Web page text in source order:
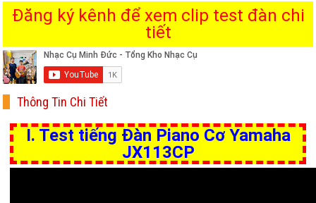
Đăng ký kênh để xem clip test đàn chi
tiết
Thông Tin Chi Tiết
I. Test tiếng Đàn Piano Cơ Yamaha
JX113CP